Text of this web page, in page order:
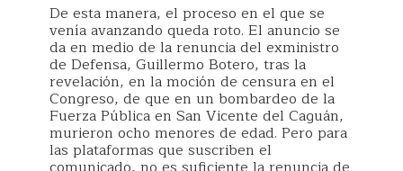
De esta manera, el proceso en el que se
venía avanzando queda roto. El anuncio se
da en medio de la renuncia del exministro
de Defensa, Guillermo Botero, tras la
revelación, en la moción de censura en el
Congreso, de que en un bombardeo de la
Fuerza Pública en San Vicente del Caguán,
murieron ocho menores de edad. Pero para
las plataformas que suscriben el